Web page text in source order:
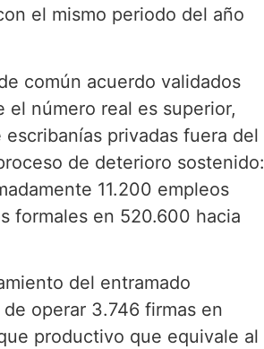
el mismo periodo del año
común acuerdo validados
número real es superior,
privadas fuera del
de deterioro sostenido:
11.200 empleos
formales en 520.600 hacia
del entramado
operar 3.746 firmas en
productivo que equivale al